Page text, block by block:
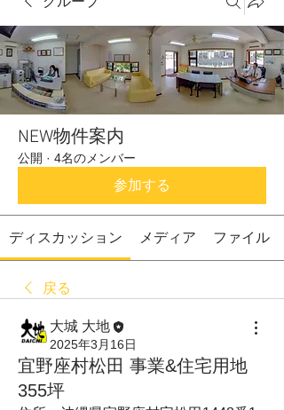
NEW物件案内
公開 · 4名のメンバー
参加する
ディスカッション メディア ファイル
戻る
大城 大地
2025年3月16日
宜野座村松田 事業&住宅用地
355坪